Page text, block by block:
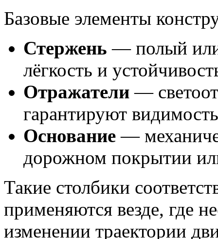
Базовые элементы
Стержень — полый
лёгкость и
Отражатели —
гарантируют
Основание —
дорожном покрытии
Такие столбики
применяются везде, где
изменении траектории